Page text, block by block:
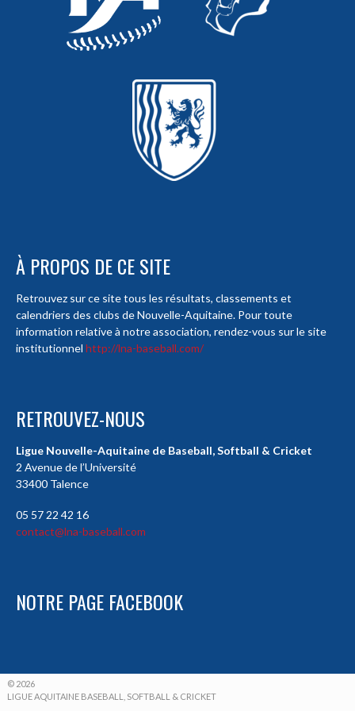
À PROPOS DE CE SITE
Retrouvez sur ce site tous les résultats, classements et
calendriers des clubs de Nouvelle-Aquitaine. Pour toute
information relative à notre association, rendez-vous sur le site
institutionnel http://lna-baseball.com/
RETROUVEZ-NOUS
Ligue Nouvelle-Aquitaine de Baseball, Softball & Cricket
2 Avenue de l’Université
33400 Talence
05 57 22 42 16
contact@lna-baseball.com
NOTRE PAGE FACEBOOK
© 2026
LIGUE AQUITAINE BASEBALL, SOFTBALL & CRICKET